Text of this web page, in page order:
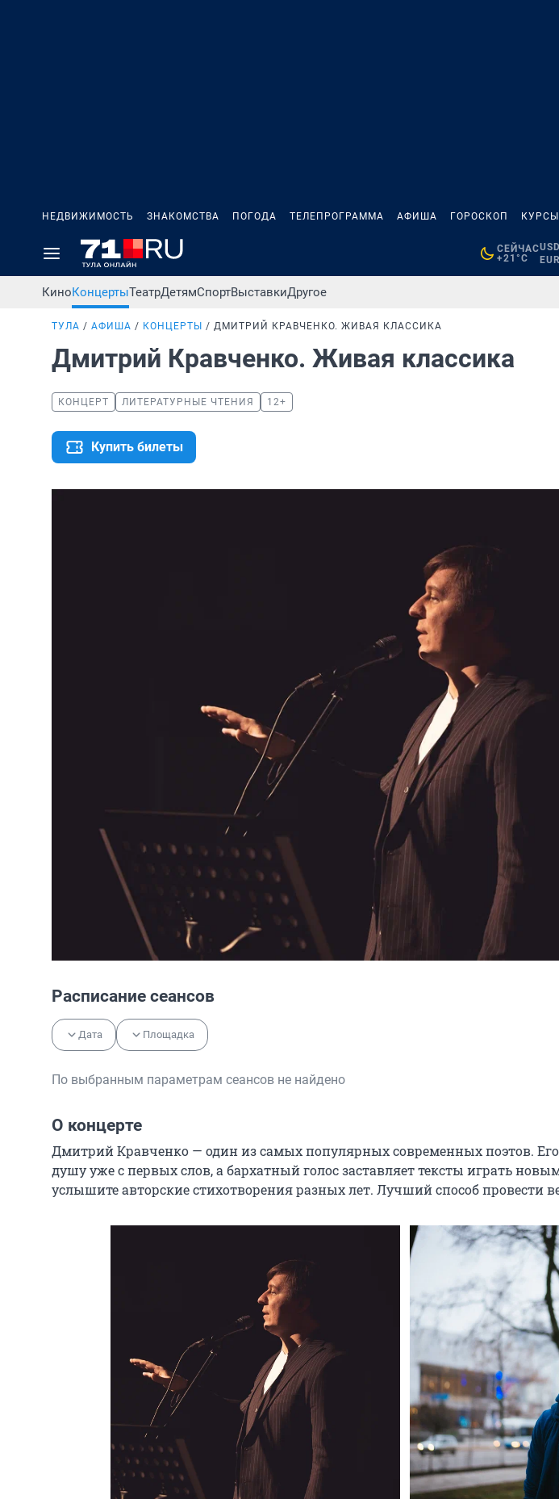
НЕДВИЖИМОСТЬ ЗНАКОМСТВА ПОГОДА ТЕЛЕПРОГРАММА АФИША ГОРОСКОП
СЕЙЧАС
+21°C
КиноКонцертыТеатрДетямСпортВыставкиДругое
ТУЛА АФИША КОНЦЕРТЫ ДМИТРИЙ КРАВЧЕНКО. ЖИВАЯ КЛАССИКА
Дмитрий Кравченко. Живая классика
КОНЦЕРТ ЛИТЕРАТУРНЫЕ ЧТЕНИЯ 12+
Купить билеты
Расписание сеансов
Дата Площадка
По выбранным параметрам сеансов не найдено
О концерте
Дмитрий Кравченко — один из самых популярных современных поэтов.
душу уже с первых слов, а бархатный голос заставляет тексты играть
услышите авторские стихотворения разных лет. Лучший способ провести